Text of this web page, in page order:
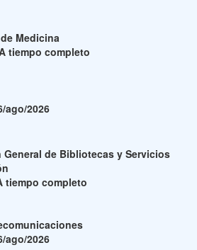
Medicina
tiempo completo
ago/2026
General de Bibliotecas y Servicios
tiempo completo
ago/2026